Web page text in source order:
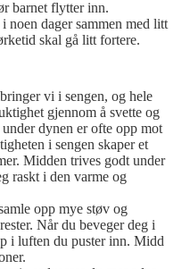
barnet flytter inn.
noen dager sammen med litt
skal gå litt fortere.
vi i sengen, og hele
gjennom å svette og
dynen er ofte opp mot
i sengen skaper et
Midden trives godt under
raskt i den varme og
opp mye støv og
Når du beveger deg i
i luften du puster inn. Midd